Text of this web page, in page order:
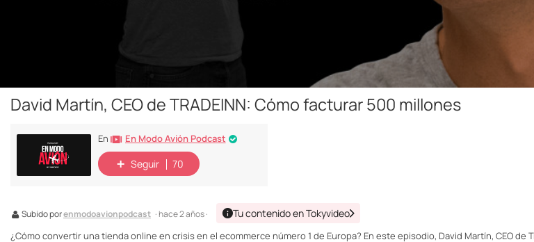
David Martín, CEO de TRADEINN: Cómo facturar 500 millones
En En Modo Avión Podcast
Seguir 70
Subido porenmodoavionpodcast · hace 2 años · Tu contenido en Tokyvideo
¿Cómo convertir una tienda online en crisis en el ecommerce número 1 de Europa? En este episodio, David Martín, CEO de